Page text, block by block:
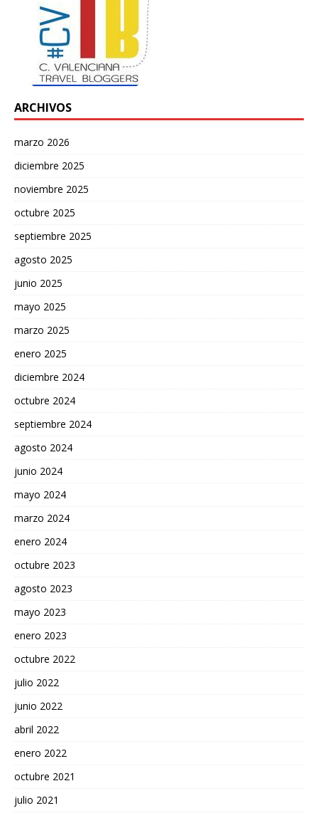
ARCHIVOS
marzo 2026
diciembre 2025
noviembre 2025
octubre 2025
septiembre 2025
agosto 2025
junio 2025
mayo 2025
marzo 2025
enero 2025
diciembre 2024
octubre 2024
septiembre 2024
agosto 2024
junio 2024
mayo 2024
marzo 2024
enero 2024
octubre 2023
agosto 2023
mayo 2023
enero 2023
octubre 2022
julio 2022
junio 2022
abril 2022
enero 2022
octubre 2021
julio 2021